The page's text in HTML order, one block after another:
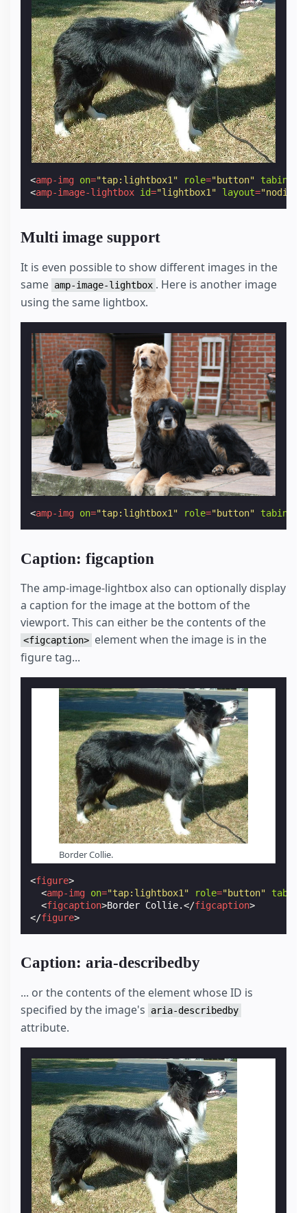
<amp-img on="tap:lightbox1" role="button" tabindex
<amp-image-lightbox id="lightbox1" layout=
Multi image support
It is even possible to show different images in the
same amp-image-lightbox . Here is another image
using the same lightbox.
<amp-img on="tap:lightbox1" role="button" tabindex
Caption: figcaption
The amp-image-lightbox also can optionally display
a caption for the image at the bottom of the
viewport. This can either be the contents of the
<figcaption> element when the image is in the
figure tag...
Border Collie.
<figure>
<amp-img on="tap:lightbox1" role="button"
<figcaption>Border Collie.</figcaption>
</figure>
Caption: aria-describedby
... or the contents of the element whose ID is
specified by the image's
aria-describedby
attribute.